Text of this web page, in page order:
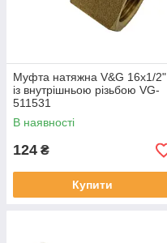
Муфта натяжна V&G 16x1/2"
із внутрішньою різьбою VG-
511531
В наявності
124 ₴
Купити